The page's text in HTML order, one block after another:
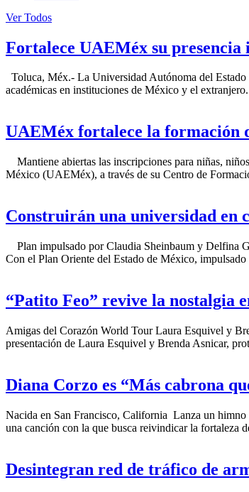
Ver Todos
Fortalece UAEMéx su
Toluca, Méx.- La Universidad Autónoma del
académicas en instituciones de México y el
UAEMéx fortalece la formación
Mantiene abiertas las inscripciones para niñas,
México (UAEMéx), a través de su Centro de
Construirán una universidad en
Plan impulsado por Claudia Sheinbaum y Delfina
Con el Plan Oriente del Estado de México,
“Patito Feo” revive la nostalgia
Amigas del Corazón World Tour Laura Esquivel y
presentación de Laura Esquivel y Brenda Asnicar,
Diana Corzo es “Más cabrona
Nacida en San Francisco, California Lanza un
una canción con la que busca reivindicar la fortaleza
Desintegran red de tráfico de